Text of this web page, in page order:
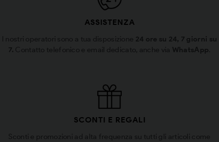
ASSISTENZA
I nostri operatori sono a tua disposizione 24 ore su 24, 7 giorni su
7. Contatto telefonico e email dedicato, anche via WhatsApp
SCONTI E REGALI
Sconti e promozioni ad alta frequenza su tutti gli articoli come